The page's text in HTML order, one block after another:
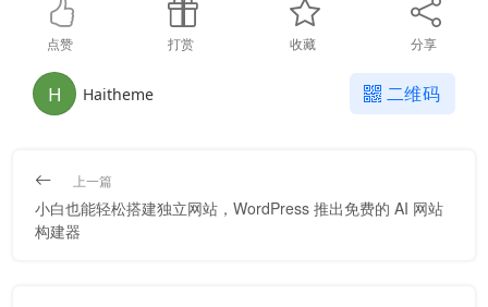
H Haitheme
点赞 打赏 收藏 分享
二维码
上一篇
小白也能轻松搭建独立网站，WordPress 推出免费的 AI 网站
构建器